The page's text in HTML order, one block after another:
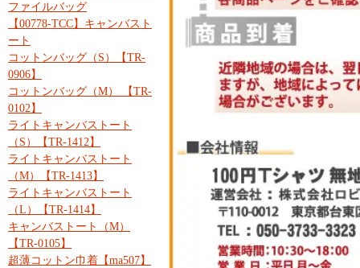
ファイルバッグ
【00778-TCC】キャンバスト
ート
コットンバッグ（S）【TR-
0906】
コットンバッグ（M） 【TR-
0102】
ライトキャンバストート
（S）【TR-1412】
ライトキャンバストート
（M）【TR-1413】
ライトキャンバストート
（L）【TR-1414】
キャンバストート（M）
【TR-0105】
超薄コットン巾着【ma507】